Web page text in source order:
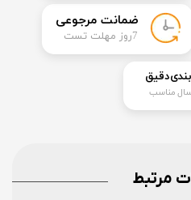
​ضمانت مرجوعی
​7روز مهلت تست
دقیق​​​​​​​
مناسب
مرتبط